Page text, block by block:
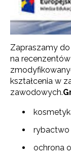
Zapraszamy do
na
kształcenia w
zawodowych.
rybactwo
ochrona